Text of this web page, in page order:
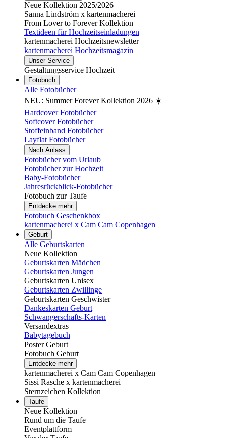
Neue Kollektion 2025/2026
Sanna Lindström x kartenmacherei
From Lover to Forever Kollektion
Textideen für Hochzeitseinladungen
kartenmacherei Hochzeitsnewsletter
kartenmacherei Hochzeitsmagazin
Unser Service
Gestaltungsservice Hochzeit
Fotobuch
Alle Fotobücher
NEU: Summer Forever Kollektion 2026 ☀️
Hardcover Fotobücher
Softcover Fotobücher
Stoffeinband Fotobücher
Layflat Fotobücher
Nach Anlass
Fotobücher vom Urlaub
Fotobücher zur Hochzeit
Baby-Fotobücher
Jahresrückblick-Fotobücher
Fotobuch zur Taufe
Entdecke mehr
Fotobuch Geschenkbox
kartenmacherei x Cam Cam Copenhagen
Geburt
Alle Geburtskarten
Neue Kollektion
Geburtskarten Mädchen
Geburtskarten Jungen
Geburtskarten Unisex
Geburtskarten Zwillinge
Geburtskarten Geschwister
Dankeskarten Geburt
Schwangerschafts-Karten
Versandextras
Babytagebuch
Poster Geburt
Fotobuch Geburt
Entdecke mehr
kartenmacherei x Cam Cam Copenhagen
Sissi Rasche x kartenmacherei
Sternzeichen Kollektion
Taufe
Neue Kollektion
Rund um die Taufe
Eventplattform